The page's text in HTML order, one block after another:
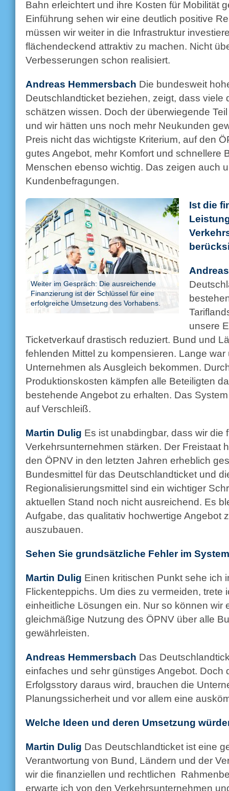
Bahn erleichtert und ihre Kosten für Mobilität
Einführung sehen wir eine deutlich positive
müssen wir weiter in die Infrastruktur
flächendeckend attraktiv zu machen. Nicht
Verbesserungen schon realisiert.
Andreas Hemmersbach Die bundesweit
Deutschlandticket beziehen, zeigt, dass viele
schätzen wissen. Doch der überwiegende
und wir hätten uns noch mehr Neukunden
Preis nicht das wichtigste Kriterium, auf den
gutes Angebot, mehr Komfort und schnellere
Menschen ebenso wichtig. Das zeigen auch
Kundenbefragungen.
Weiter im Gespräch: Die ausreichende
Finanzierung ist der Schlüssel für eine
erfolgreiche Umsetzung des Vorhabens.
Ist die
unsere
Ticketverkauf drastisch reduziert. Bund und
fehlenden Mittel zu kompensieren. Lange war
Unternehmen als Ausgleich bekommen.
Produktionskosten kämpfen alle Beteiligten
bestehende Angebot zu erhalten. Das
auf Verschleiß.
Martin Dulig Es ist unabdingbar, dass wir die
Verkehrsunternehmen stärken. Der Freistaat
den ÖPNV in den letzten Jahren erheblich
Bundesmittel für das Deutschlandticket und
Regionalisierungsmittel sind ein wichtiger
aktuellen Stand noch nicht ausreichend. Es
Aufgabe, das qualitativ hochwertige Angebot
auszubauen.
Sehen Sie grundsätzliche Fehler im
Martin Dulig Einen kritischen Punkt sehe ich
Flickenteppichs. Um dies zu vermeiden, trete
einheitliche Lösungen ein. Nur so können wir
gleichmäßige Nutzung des ÖPNV über alle
gewährleisten.
Andreas Hemmersbach Das
einfaches und sehr günstiges Angebot. Doch
Erfolgsstory daraus wird, brauchen die
Planungssicherheit und vor allem eine
Welche Ideen und deren Umsetzung
Martin Dulig Das Deutschlandticket ist eine
Verantwortung von Bund, Ländern und der
wir die finanziellen und rechtlichen
erwarte ich von den Verkehrsunternehmen